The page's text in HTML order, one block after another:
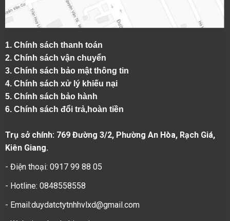
1. Chính sách thanh toán
2. Chính sách vận chuyển
3. Chính sách bảo mật thông tin
4. Chính sách xử lý khiếu nại
5. Chính sách bảo hành
6. Chính sách đổi trả,hoàn tiền
Trụ sở chính: 769 Đường 3/2, Phường An Hòa, Rạch Giá,
Kiên Giang.
- Điện thoại: 0917 99 88 05
- Hotline: 0848558558
- Email:duydatctytnhhvlxd@gmail.com